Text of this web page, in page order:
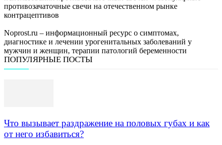
противозачаточные свечи на отечественном рынке
контрацептивов
Noprost.ru – информационный ресурс о симптомах,
диагностике и лечении урогенитальных заболеваний у
мужчин и женщин, терапии патологий беременности
ПОПУЛЯРНЫЕ ПОСТЫ
Что вызывает раздражение на половых губах и как
от него избавиться?